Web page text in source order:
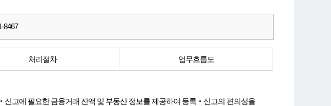
8467
처리절차 업무흐름도
고에 필요한 금융거래 잔액 및 부동산 정보를 제공하여 등록‧신고의 편의성을